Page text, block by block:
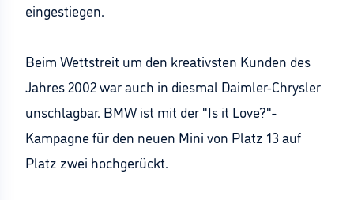
eingestiegen.
Beim Wettstreit um den kreativsten Kunden des
Jahres 2002 war auch in diesmal Daimler-Chrysler
unschlagbar. BMW ist mit der "Is it Love?"-
Kampagne für den neuen Mini von Platz 13 auf
Platz zwei hochgerückt.